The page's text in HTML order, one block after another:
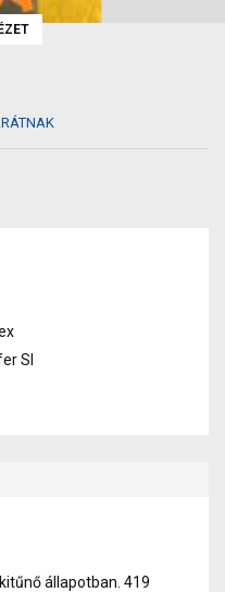
Sl
állapotban. 419